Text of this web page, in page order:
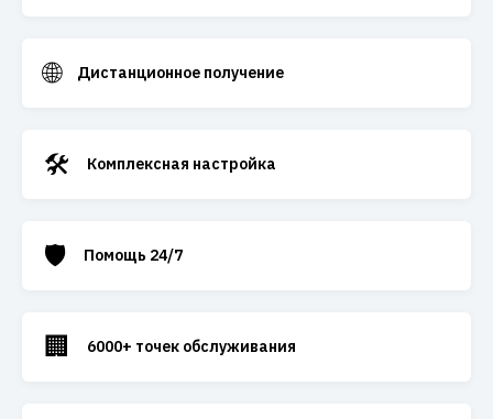
🌐 Дистанционное получение
🛠️ Комплексная настройка
🛡️ Помощь 24/7
🏢 6000+ точек обслуживания